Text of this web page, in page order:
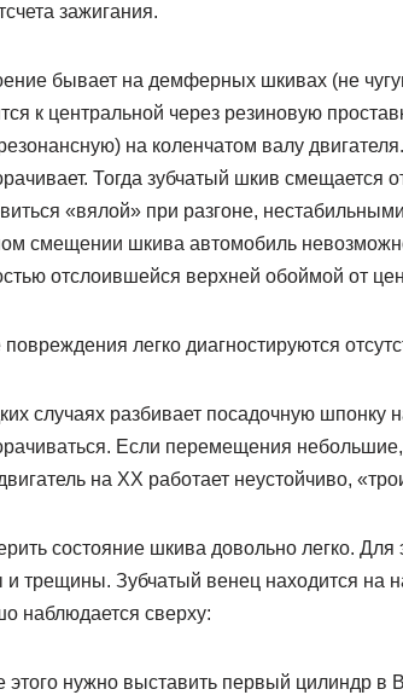
зажигания.
бывает на демферных шкивах (не
к центральной через резиновую
на коленчатом валу
Тогда зубчатый шкив смещается
«вялой» при разгоне,
смещении шкива автомобиль
отслоившейся верхней обоймой от
повреждения легко диагностируются
случаях разбивает посадочную шпонку
Если перемещения
на ХХ работает неустойчиво,
состояние шкива довольно легко. Для
и трещины. Зубчатый венец находится на
наблюдается сверху:
этого нужно выставить первый цилиндр